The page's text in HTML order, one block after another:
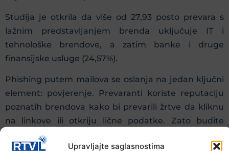
Upravljajte saglasnostima
Studija je otkrila da više od 27,93 posto prevara s
lažnim predstavljanjem brenda uključuje IT i
tehnološke brendove, a zatim banke i druge
finansijske usluge (24,57%).
Phishing putem mailova se oslanja na jedan ključni
element: povjerenje. Prevaranti koriste reputaciju
poznatih brendova kako bi prevarili žrtve da kliknu
na linkove ili otkriju lične podatke. Zato budite
oprezni sa svim mailovima, provjerite informacije
prije nego što kliknete i koristite jedinstvene i